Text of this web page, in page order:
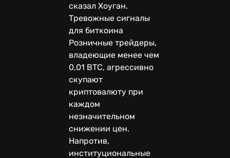
сказал Хоуган.
Тревожные сигналы
для биткоина
Розничные трейдеры,
владеющие менее чем
0,01 BTC, агрессивно
скупают
криптовалюту при
каждом
незначительном
снижении цен.
Напротив,
институциональные